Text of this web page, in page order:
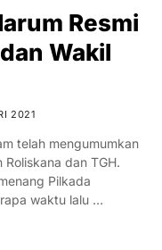
Resmi
Wakil
2021
telah mengumumkan
dan TGH.
Pilkada
waktu lalu …